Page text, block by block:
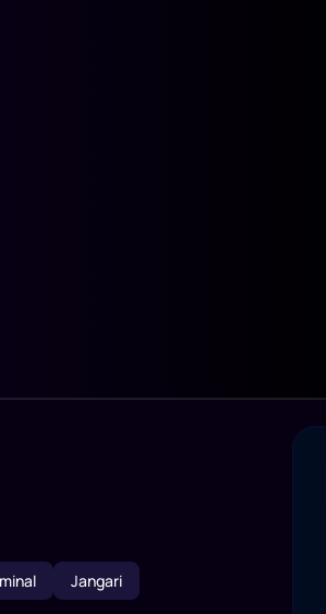
Jangari